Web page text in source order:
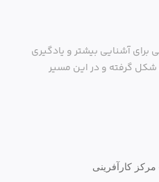
برای آشنایی بیشتر و یادگیری
گرفته و در این مسیر
کارآفرینی